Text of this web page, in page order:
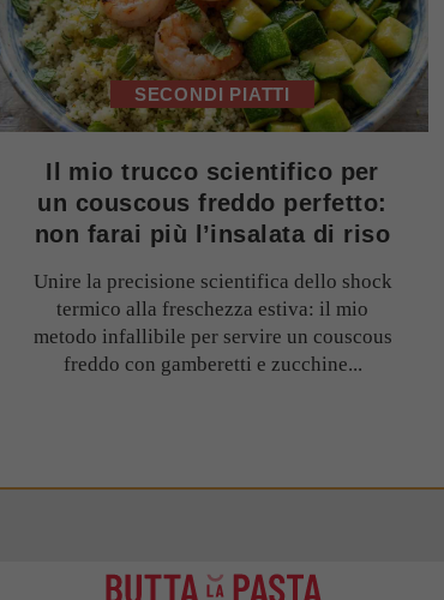
SECONDI PIATTI
Il mio trucco scientifico per
un couscous freddo perfetto:
non farai più l’insalata di riso
Unire la precisione scientifica dello shock
termico alla freschezza estiva: il mio
metodo infallibile per servire un couscous
freddo con gamberetti e zucchine...